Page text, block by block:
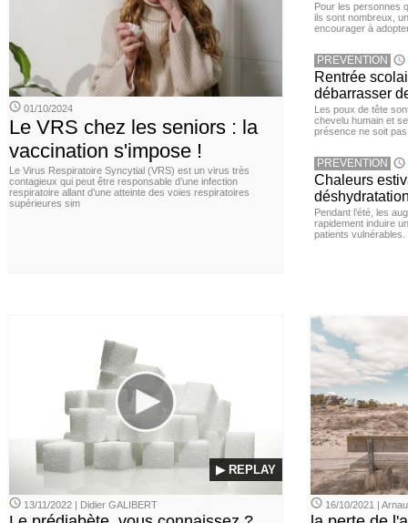
01/10/2024
Le VRS chez les seniors : la
vaccination s'impose !
Le Virus Respiratoire Syncytial (VRS) est un virus très
contagieux qui peut être responsable d’une infection
respiratoire allant d’une atteinte des voies respiratoires
supérieures sim
Pour les personnes
ils sont nombreux,
encourager à
PREVENTION
Rentrée
débarrasser
Les poux de tête
chevelu humain et
présence ne soit
PREVENTION
Chaleurs
Pendant l’été, les
rapidement induire
patients
▶ REPLAY
13/11/2022 | Didier GALIBERT 16/10/2021 |